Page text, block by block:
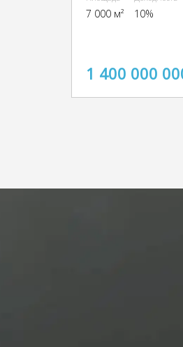
7 000 м² 10%
1 400 000